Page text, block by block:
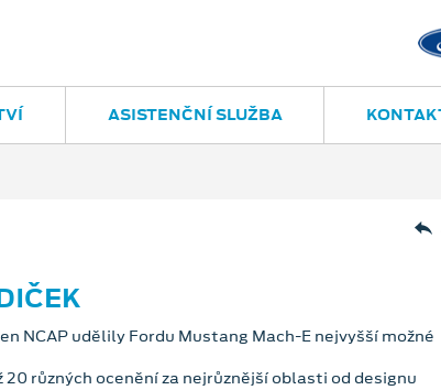
ASISTENČNÍ SLUŽBA
NCAP udělily Fordu Mustang Mach-E nejvyšší možné
20 různých ocenění za nejrůznější oblasti od designu